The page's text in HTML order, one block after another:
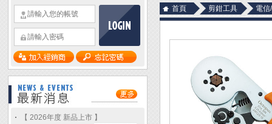
【 2026年度 新品上市 】
首頁 剪鉗工具 電